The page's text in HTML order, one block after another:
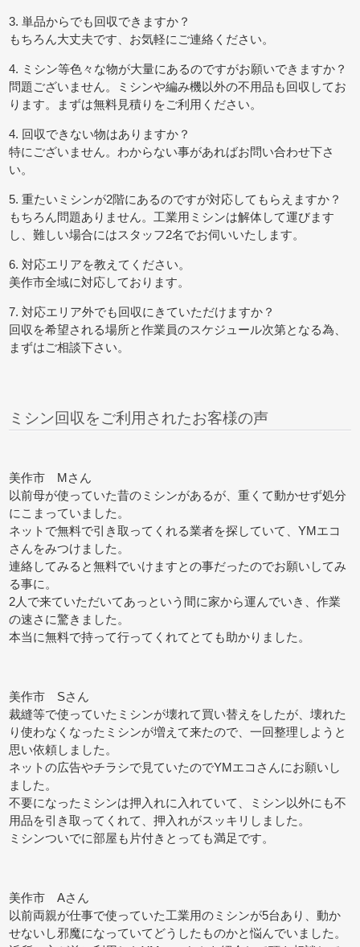
3. 単品からでも回収できますか？
もちろん大丈夫です、お気軽にご連絡ください。
4. ミシン等色々な物が大量にあるのですがお願いできますか？
問題ございません。ミシンや編み機以外の不用品も回収してお
ります。まずは無料見積りをご利用ください。
4. 回収できない物はありますか？
特にございません。わからない事があればお問い合わせ下さ
い。
5. 重たいミシンが2階にあるのですが対応してもらえますか？
もちろん問題ありません。工業用ミシンは解体して運びます
し、難しい場合にはスタッフ2名でお伺いいたします。
6. 対応エリアを教えてください。
美作市全域に対応しております。
7. 対応エリア外でも回収にきていただけますか？
回収を希望される場所と作業員のスケジュール次第となる為、
まずはご相談下さい。
ミシン回収をご利用されたお客様の声
美作市 Mさん
以前母が使っていた昔のミシンがあるが、重くて動かせず処分
にこまっていました。
ネットで無料で引き取ってくれる業者を探していて、YMエコ
さんをみつけました。
連絡してみると無料でいけますとの事だったのでお願いしてみ
る事に。
2人で来ていただいてあっという間に家から運んでいき、作業
の速さに驚きました。
本当に無料で持って行ってくれてとても助かりました。
美作市 Sさん
裁縫等で使っていたミシンが壊れて買い替えをしたが、壊れた
り使わなくなったミシンが増えて来たので、一回整理しようと
思い依頼しました。
ネットの広告やチラシで見ていたのでYMエコさんにお願いし
ました。
不要になったミシンは押入れに入れていて、ミシン以外にも不
用品を引き取ってくれて、押入れがスッキリしました。
ミシンついでに部屋も片付きとっても満足です。
美作市 Aさん
以前両親が仕事で使っていた工業用のミシンが5台あり、動か
せないし邪魔になっていてどうしたものかと悩んでいました。